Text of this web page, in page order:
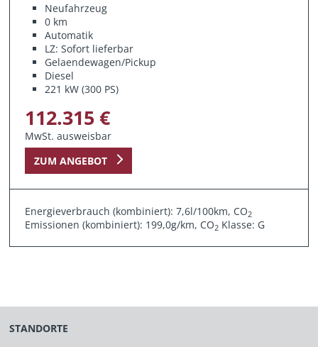
Neufahrzeug
0 km
Automatik
LZ: Sofort lieferbar
Gelaendewagen/Pickup
Diesel
221 kW (300 PS)
112.315 €
MwSt. ausweisbar
ZUM ANGEBOT
Energieverbrauch (kombiniert): 7,6l/100km, CO2
Emissionen (kombiniert): 199,0g/km, CO2 Klasse: G
STANDORTE